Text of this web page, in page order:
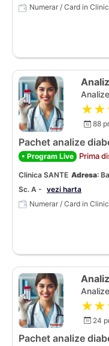
Numerar / Card in
88
Pachet analize
• Program Live Prima
Clinica SANTE Adresa:
Sc. A - vezi harta
Numerar / Card in
24
Pachet analize